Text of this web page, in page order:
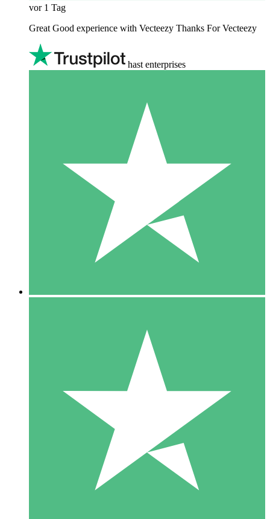
vor 1 Tag
Great Good experience with Vecteezy Thanks For Vecteezy
hast enterprises